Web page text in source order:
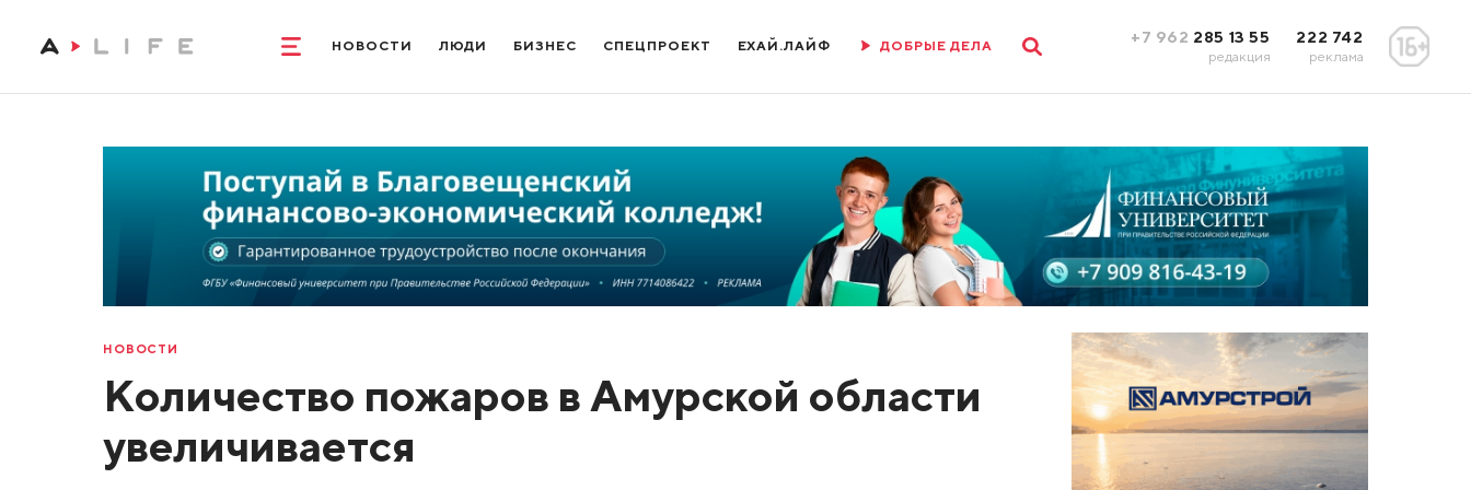
НОВОСТИ ЛЮДИ БИЗНЕС СПЕЦПРОЕКТ ЕХАЙ.ЛАЙФ ДОБРЫЕ ДЕЛА +7 962 285 13 55
редакция
222 742
реклама
НОВОСТИ
Количество пожаров в Амурской области
увеличивается